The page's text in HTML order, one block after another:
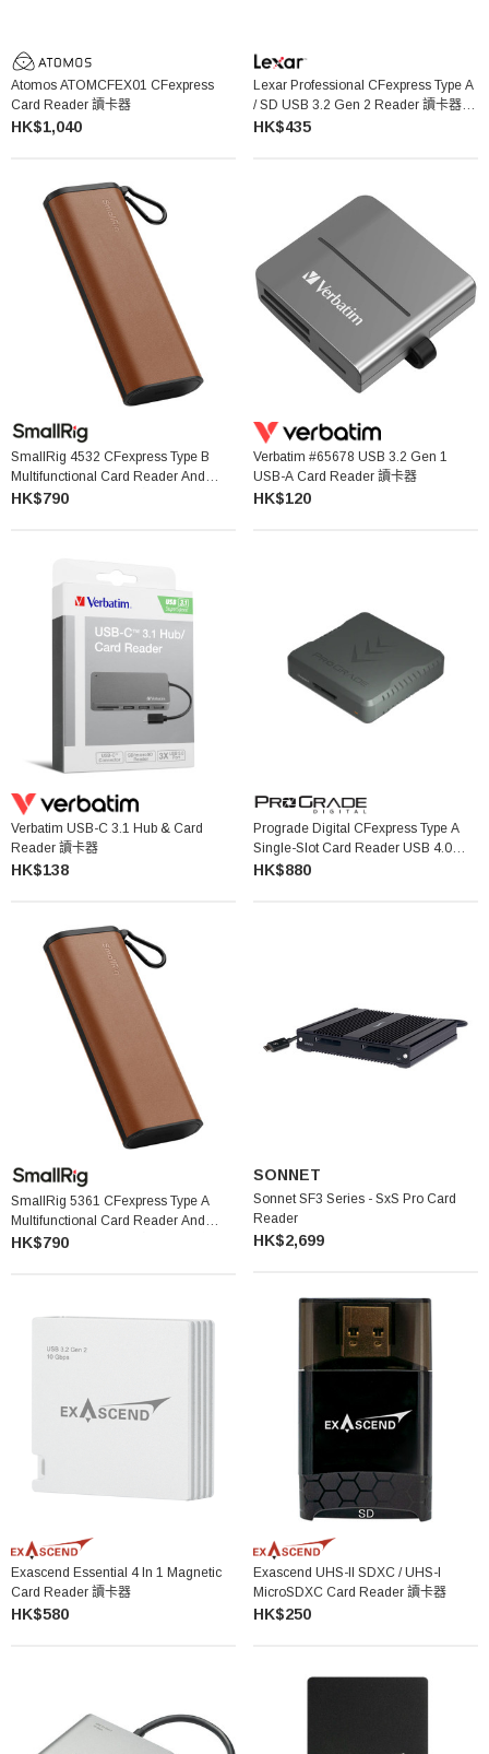
Atomos ATOMCFEX01 CFexpress
Card Reader 讀卡器
HK$1,040
Lexar Professional CFexpress Type A
/ SD USB 3.2 Gen 2 Reader 讀卡器
LRW530U
HK$435
SmallRig 4532 CFexpress Type B
Multifunctional Card Reader And
Storage Case 多功能讀卡器兼收納盒
HK$790
Verbatim #65678 USB 3.2 Gen 1
USB-A Card Reader 讀卡器
HK$120
Verbatim USB-C 3.1 Hub & Card
Reader 讀卡器
HK$138
Prograde Digital CFexpress Type A
Single-Slot Card Reader USB 4.0
(PG09.6) 單卡槽讀卡器
HK$880
SmallRig 5361 CFexpress Type A
Multifunctional Card Reader And
Storage Case 多功能讀卡器兼收納盒
HK$790
SONNET
Sonnet SF3 Series - SxS Pro Card
Reader
HK$2,699
Exascend Essential 4 In 1 Magnetic
Card Reader 讀卡器
HK$580
Exascend UHS-II SDXC / UHS-I
MicroSDXC Card Reader 讀卡器
HK$250